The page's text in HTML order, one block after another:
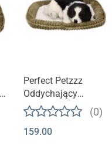
Perfect Petzzz
Oddychający
Szczeniaczek |
Border Collie
(0)
159.00